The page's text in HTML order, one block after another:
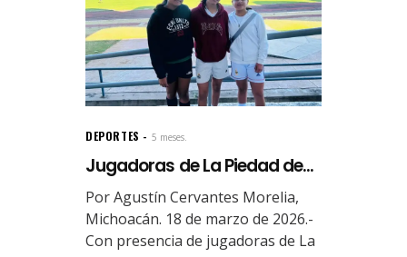
DEPORTES 5 meses.
Jugadoras de La Piedad de...
Por Agustín Cervantes Morelia,
Michoacán. 18 de marzo de 2026.-
Con presencia de jugadoras de La